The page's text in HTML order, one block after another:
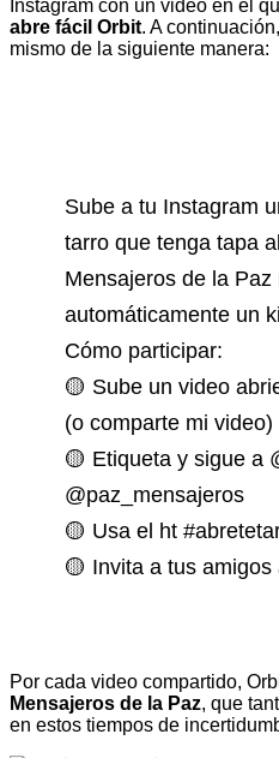
Instagram con un video en el
abre fácil Orbit. A
mismo de la siguiente manera:
Sube a tu Instagram
tarro que tenga tapa
Mensajeros de la Paz
automáticamente un
Cómo participar:
🟡 Sube un video
(o comparte mi video)
🟡 Etiqueta y sigue a
@paz_mensajeros
🟡 Usa el ht
🟡 Invita a tus amigos
Por cada video compartido,
Mensajeros de la Paz, que
en estos tiempos de